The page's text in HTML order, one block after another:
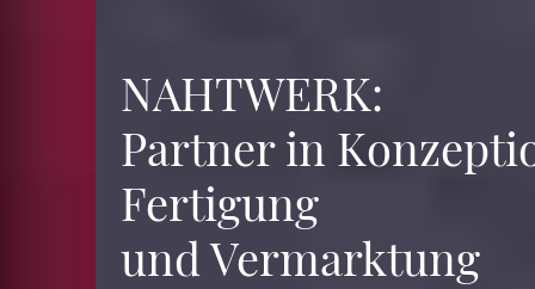
NAHTWERK:
Partner in Konzeption,
Fertigung
und Vermarktung